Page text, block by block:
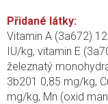
Přidané látky:
Vitamin A (3a672)
IU/kg, vitamin E
železnatý
3b201 0,85 mg/kg,
mg/kg, Mn (oxid